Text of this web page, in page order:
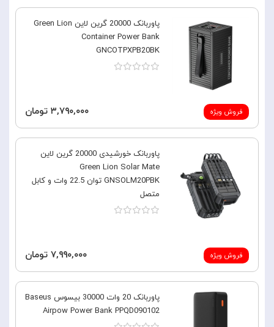
فروش ویژه
پاوربانک 20000 گرین لاین Green Lion
Container Power Bank
GNCOTPXPB20BK
۳,۷۹۰,۰۰۰ تومان
فروش ویژه
پاوربانک خورشیدی 20000 گرین لاین
Green Lion Solar Mate
GNSOLM20PBK توان 22.5 وات و کابل
متصل
۷,۹۹۰,۰۰۰ تومان
پاوربانک 20 وات 30000 بیسوس Baseus
Airpow Power Bank PPQD090102